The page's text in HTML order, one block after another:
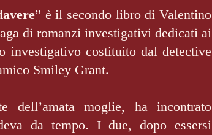
” è il secondo libro di Valentino
di romanzi investigativi dedicati ai
investigativo costituito dal detective
Smiley Grant.
dell’amata moglie, ha incontrato
da tempo. I due, dopo essersi